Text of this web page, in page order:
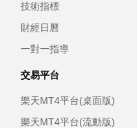
技術指標
財經日曆
一對一指導
交易平台
樂天MT4平台(桌面版)
樂天MT4平台(流動版)